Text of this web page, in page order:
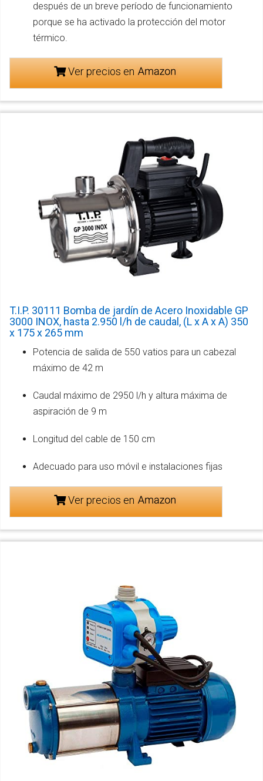
después de un breve período de funcionamiento
porque se ha activado la protección del motor
térmico.
Ver precios en
T.I.P. 30111 Bomba de jardín de Acero Inoxidable GP
3000 INOX, hasta 2.950 l/h de caudal, (L x A x A) 350
x 175 x 265 mm
Potencia de salida de 550 vatios para un cabezal
máximo de 42 m
Caudal máximo de 2950 l/h y altura máxima de
aspiración de 9 m
Longitud del cable de 150 cm
Adecuado para uso móvil e instalaciones fijas
Ver precios en